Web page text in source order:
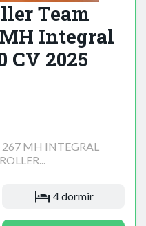
Team
Integral
CV 2025
267 MH INTEGRAL
4 dormir